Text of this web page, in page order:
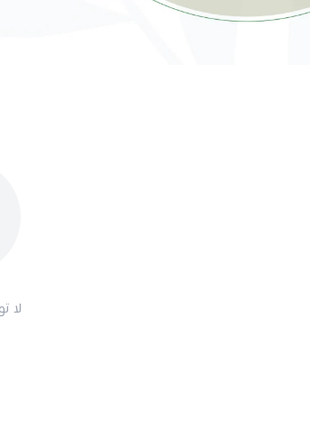
لا